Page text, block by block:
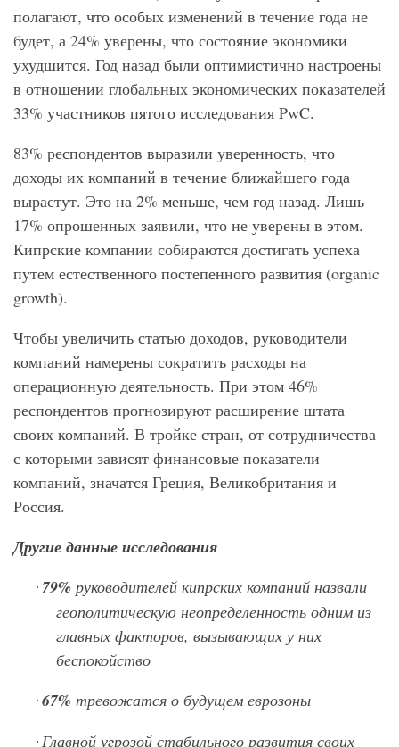
полагают, что особых изменений в течение года не
будет, а 24% уверены, что состояние экономики
ухудшится. Год назад были оптимистично настроены
в отношении глобальных экономических показателей
33% участников пятого исследования PwC.
83% респондентов выразили уверенность, что
доходы их компаний в течение ближайшего года
вырастут. Это на 2% меньше, чем год назад. Лишь
17% опрошенных заявили, что не уверены в этом.
Кипрские компании собираются достигать успеха
путем естественного постепенного развития (organic
growth).
Чтобы увеличить статью доходов, руководители
компаний намерены сократить расходы на
операционную деятельность. При этом 46%
респондентов прогнозируют расширение штата
своих компаний. В тройке стран, от сотрудничества
с которыми зависят финансовые показатели
компаний, значатся Греция, Великобритания и
Россия.
Другие данные исследования
· 79% руководителей кипрских компаний назвали
геополитическую неопределенность одним из
главных факторов, вызывающих у них
беспокойство
· 67% тревожатся о будущем еврозоны
· Главной угрозой стабильного развития своих